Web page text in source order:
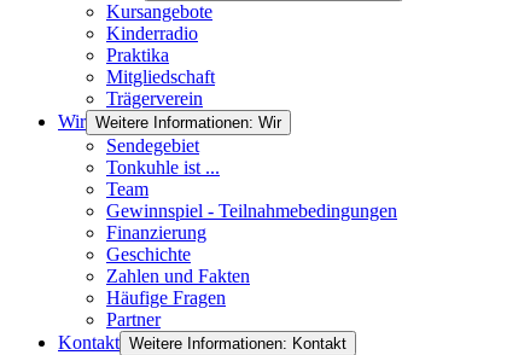
Kursangebote
Kinderradio
Praktika
Mitgliedschaft
Trägerverein
Wir Weitere Informationen: Wir
Sendegebiet
Tonkuhle ist ...
Team
Gewinnspiel - Teilnahmebedingungen
Finanzierung
Geschichte
Zahlen und Fakten
Häufige Fragen
Partner
Kontakt Weitere Informationen: Kontakt